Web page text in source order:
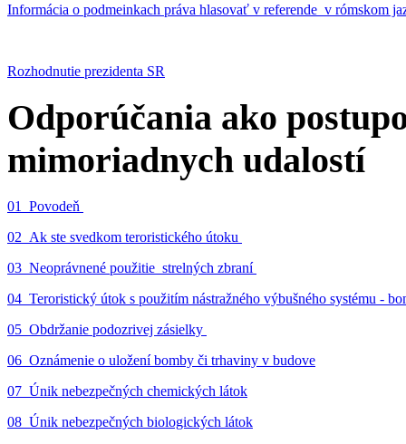
Informácia o podmeinkach práva hlasovať v referende v rómskom
Rozhodnutie prezidenta SR
Odporúčania ako
mimoriadnych udalostí
01_Povodeň
02_Ak ste svedkom teroristického útoku
03_Neoprávnené použitie strelných zbraní
04_Teroristický útok s použitím nástražného výbušného systému -
05_Obdržanie podozrivej zásielky
06_Oznámenie o uložení bomby či trhaviny v budove
07_Únik nebezpečných chemických látok
08_Únik nebezpečných biologických látok